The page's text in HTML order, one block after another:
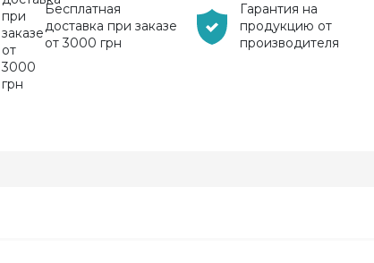
Бесплатная
доставка при заказе
от 3000 грн
Гарантия на
продукцию от
производителя